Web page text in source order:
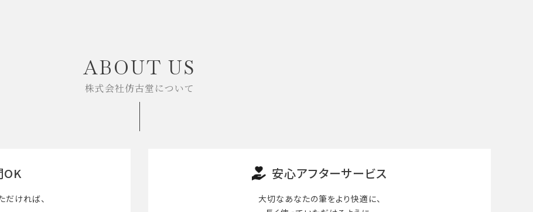
ABOUT US
株式会社仿古堂について
OK
だければ、
安心アフターサービス
大切なあなたの筆をより快適に、